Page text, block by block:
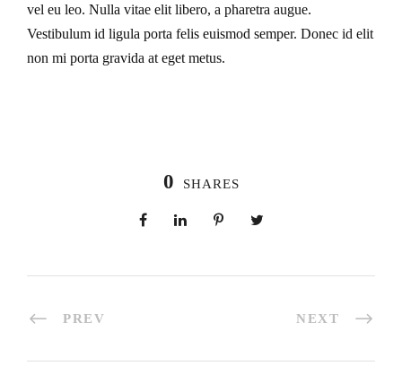
vel eu leo. Nulla vitae elit libero, a pharetra augue.
Vestibulum id ligula porta felis euismod semper. Donec id elit
non mi porta gravida at eget metus.
0 SHARES
PREV NEXT